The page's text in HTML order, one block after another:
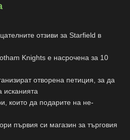
отзиви за Starfield в
Knights е насрочена за 10
отворена петиция, за да
исканията
които да подарите на не-
първия си магазин за търговия